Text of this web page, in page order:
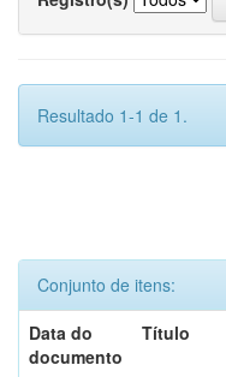
Resultado 1-1 de 1.
Conjunto de itens:
Data do
documento
Título